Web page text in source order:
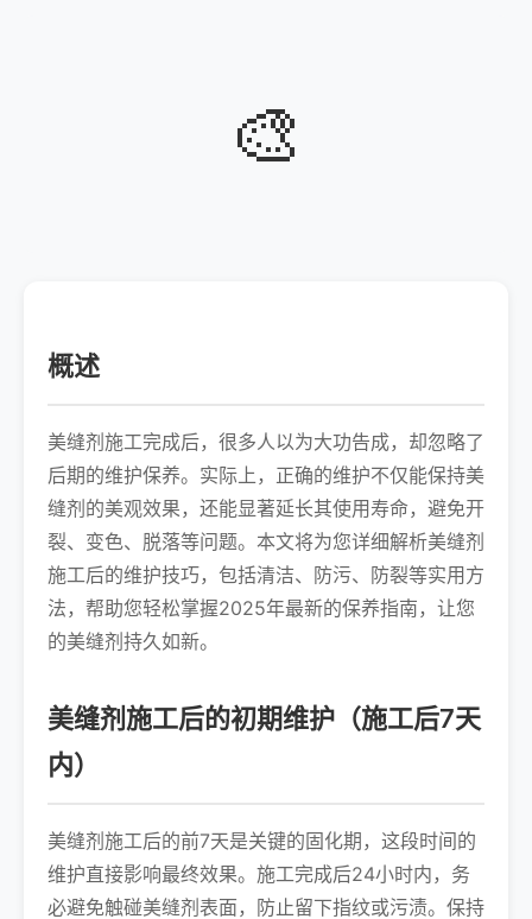
🎨
概述
美缝剂施工完成后，很多人以为大功告成，却忽略了
后期的维护保养。实际上，正确的维护不仅能保持美
缝剂的美观效果，还能显著延长其使用寿命，避免开
裂、变色、脱落等问题。本文将为您详细解析美缝剂
施工后的维护技巧，包括清洁、防污、防裂等实用方
法，帮助您轻松掌握2025年最新的保养指南，让您
的美缝剂持久如新。
美缝剂施工后的初期维护（施工后7天
内）
美缝剂施工后的前7天是关键的固化期，这段时间的
维护直接影响最终效果。施工完成后24小时内，务
必避免触碰美缝剂表面，防止留下指纹或污渍。保持